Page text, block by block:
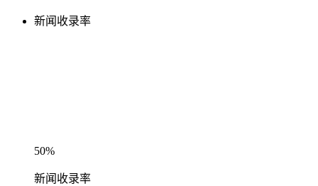
新闻收录率
50%
新闻收录率